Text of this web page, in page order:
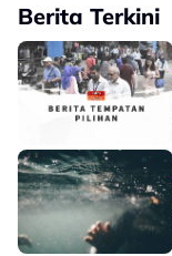
Berita Terkini